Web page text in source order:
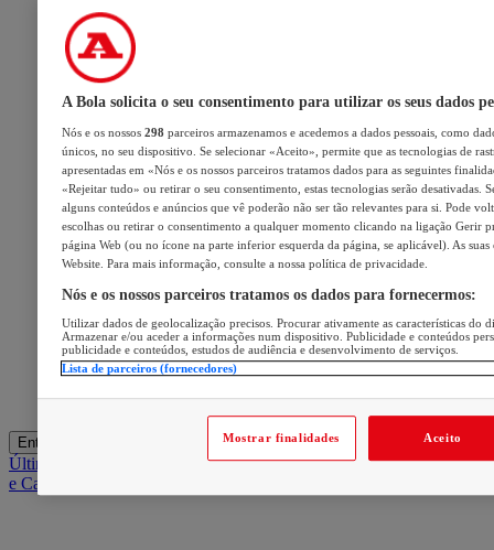
Entrar
Últimas iGaming HubA BOLA SUGEREBarba
e Cabelo
A Bola solicita o seu consentimento para utilizar os seus dados
Nós e os nossos 298 parceiros armazenamos e acedemos a dados pessoais, como
únicos, no seu dispositivo. Se selecionar «Aceito», permite que as tecnologias de
apresentadas em «Nós e os nossos parceiros tratamos dados para as seguintes
«Rejeitar tudo» ou retirar o seu consentimento, estas tecnologias serão desativadas.
alguns conteúdos e anúncios que vê poderão não ser tão relevantes para si. Pode
escolhas ou retirar o consentimento a qualquer momento clicando na ligação Gerir
página Web (ou no ícone na parte inferior esquerda da página, se aplicável). As suas
Website. Para mais informação, consulte a nossa política de privacidade.
Nós e os nossos parceiros tratamos os dados para fornecermos:
Utilizar dados de geolocalização precisos. Procurar ativamente as características do
Armazenar e/ou aceder a informações num dispositivo. Publicidade e conteúdos
publicidade e conteúdos, estudos de audiência e desenvolvimento de serviços.
Lista de parceiros (fornecedores)
Mostrar finalidades Aceito